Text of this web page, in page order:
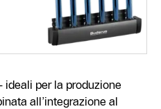
per la produzione
all’integrazione al